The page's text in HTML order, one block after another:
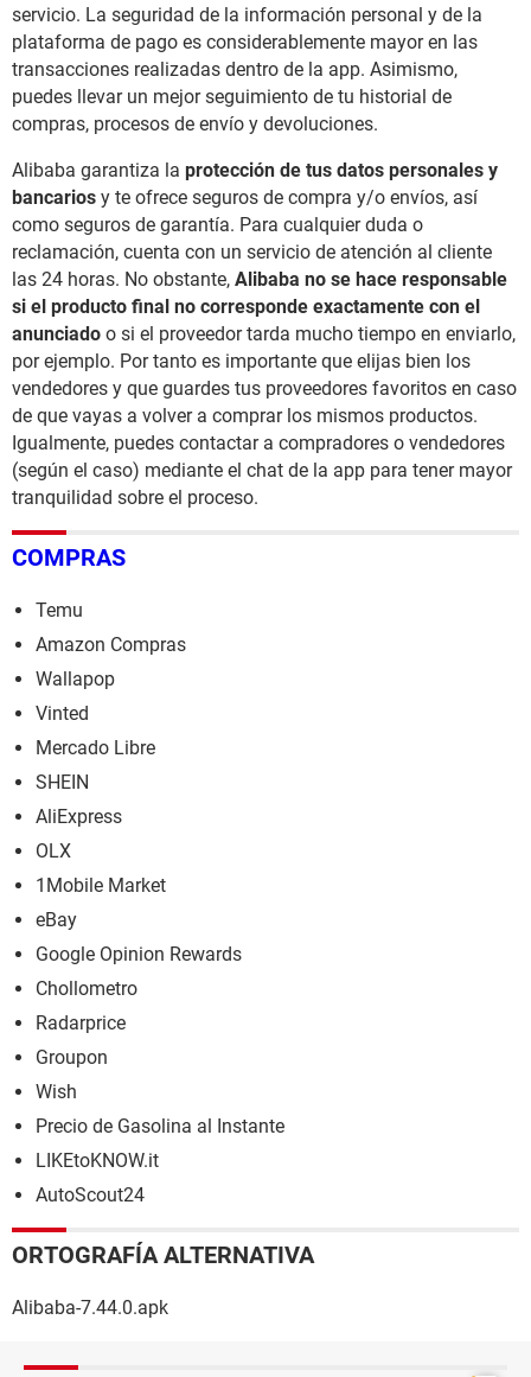
servicio. La seguridad de la información personal y de la
plataforma de pago es considerablemente mayor en las
transacciones realizadas dentro de la app. Asimismo,
puedes llevar un mejor seguimiento de tu historial de
compras, procesos de envío y devoluciones.
Alibaba garantiza la protección de tus datos personales y
bancarios y te ofrece seguros de compra y/o envíos, así
como seguros de garantía. Para cualquier duda o
reclamación, cuenta con un servicio de atención al cliente
las 24 horas. No obstante, Alibaba no se hace responsable
si el producto final no corresponde exactamente con el
anunciado o si el proveedor tarda mucho tiempo en enviarlo,
por ejemplo. Por tanto es importante que elijas bien los
vendedores y que guardes tus proveedores favoritos en caso
de que vayas a volver a comprar los mismos productos.
Igualmente, puedes contactar a compradores o vendedores
(según el caso) mediante el chat de la app para tener mayor
tranquilidad sobre el proceso.
COMPRAS
Temu
Amazon Compras
Wallapop
Vinted
Mercado Libre
SHEIN
AliExpress
OLX
1Mobile Market
eBay
Google Opinion Rewards
Chollometro
Radarprice
Groupon
Wish
Precio de Gasolina al Instante
LIKEtoKNOW.it
AutoScout24
ORTOGRAFÍA ALTERNATIVA
Alibaba-7.44.0.apk